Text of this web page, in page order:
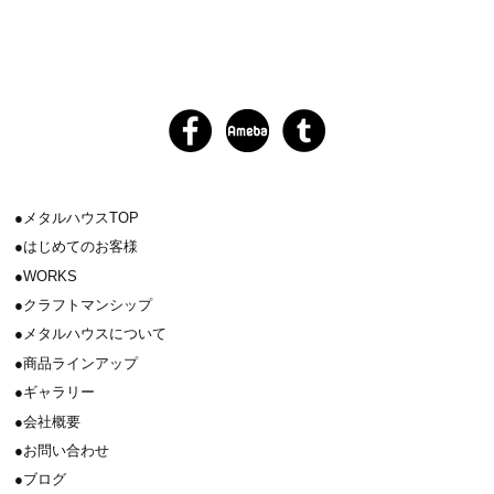
メタルハウスTOP
はじめてのお客様
WORKS
クラフトマンシップ
メタルハウスについて
商品ラインアップ
ギャラリー
会社概要
お問い合わせ
ブログ